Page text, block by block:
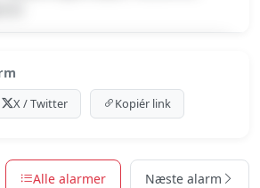
for at se meldingen og kortet.
Premium-muligheder
X / Twitter Kopiér link
Alle alarmer Næste alarm